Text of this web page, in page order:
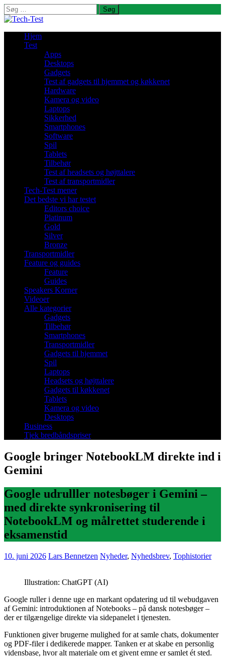
Søg
efter:
Hjem
Test
Apps
Desktops
Gadgets
Test af gadgets til hjemmet og køkkenet
Hardware
Kamera og video
Laptops
Sikkerhed
Smartphones
Software
Spil
Tablets
Tilbehør
Test af headsets og højttalere
Test af transportmidler
Tech-Test mener
Det bedste vi har testet
Editors choice
Platinum
Gold
Silver
Bronze
Transportmidler
Feature og guides
Feature
Guides
Speakers Korner
Videoer
Alle kategorier
Gadgets
Tilbehør
Smartphones
Transportmidler
Gadgets til hjemmet
Spil
Laptops
Headsets og højttalere
Gadgets til køkkenet
Tablets
Kamera og video
Desktops
Business
Tjek bredbåndspriser
Google bringer NotebookLM direkte ind i
Gemini
Google udrulller notesbøger i Gemini –
med direkte synkronisering til
NotebookLM og målrettet studerende i
eksamenstid
10. juni 2026 Lars Bennetzen Nyheder, Nyhedsbrev, Tophistorier
Illustration: ChatGPT (AI)
Google ruller i denne uge en markant opdatering ud til webudgaven
af Gemini: introduktionen af Notebooks – på dansk notesbøger –
der er tilgængelige direkte via sidepanelet i tjenesten.
Funktionen giver brugerne mulighed for at samle chats, dokumenter
og PDF-filer i dedikerede mapper. Tanken er at skabe en personlig
vidensbase, hvor alt materiale om et givent emne er samlet ét sted.